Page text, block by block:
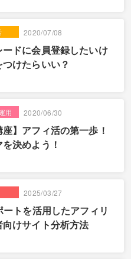
2020/07/08
ドに会員登録したいけ
けたらいい？
用 2020/06/30
座】アフィ活の第一歩！
決めよう！
2025/03/27
トを活用したアフィリ
けサイト分析方法